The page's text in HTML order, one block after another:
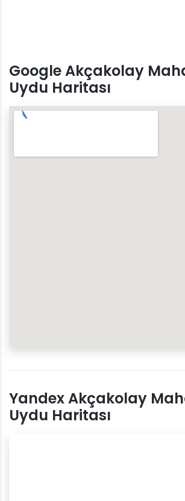
Google Akçakolay
Uydu Haritası
Yandex Akçakolay
Uydu Haritası